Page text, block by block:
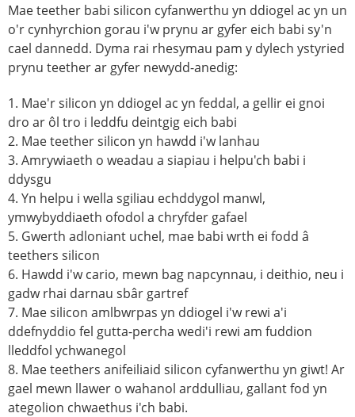
Mae teether babi silicon cyfanwerthu yn ddiogel ac yn un
o'r cynhyrchion gorau i'w prynu ar gyfer eich babi sy'n
cael dannedd. Dyma rai rhesymau pam y dylech ystyried
prynu teether ar gyfer newydd-anedig:
1. Mae'r silicon yn ddiogel ac yn feddal, a gellir ei gnoi
dro ar ôl tro i leddfu deintgig eich babi
2. Mae teether silicon yn hawdd i'w lanhau
3. Amrywiaeth o weadau a siapiau i helpu'ch babi i
ddysgu
4. Yn helpu i wella sgiliau echddygol manwl,
ymwybyddiaeth ofodol a chryfder gafael
5. Gwerth adloniant uchel, mae babi wrth ei fodd â
teethers silicon
6. Hawdd i'w cario, mewn bag napcynnau, i deithio, neu i
gadw rhai darnau sbâr gartref
7. Mae silicon amlbwrpas yn ddiogel i'w rewi a'i
ddefnyddio fel gutta-percha wedi'i rewi am fuddion
lleddfol ychwanegol
8. Mae teethers anifeiliaid silicon cyfanwerthu yn giwt! Ar
gael mewn llawer o wahanol arddulliau, gallant fod yn
ategolion chwaethus i'ch babi.